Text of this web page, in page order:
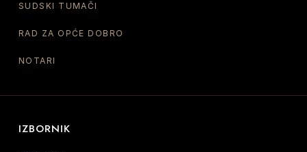
SUDSKI TUMAČI
RAD ZA OPĆE DOBRO
NOTARI
IZBORNIK